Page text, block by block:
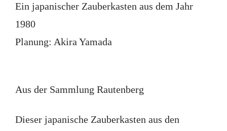
Ein japanischer Zauberkasten aus dem Jahr
1980
Planung: Akira Yamada
Aus der Sammlung Rautenberg
Dieser japanische Zauberkasten aus den